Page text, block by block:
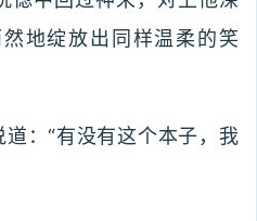
地绽放出同样温柔的笑
道：“有没有这个本子，我